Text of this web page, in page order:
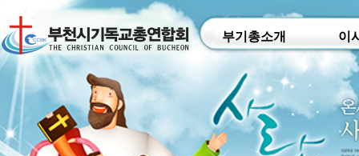
부기총소개 이